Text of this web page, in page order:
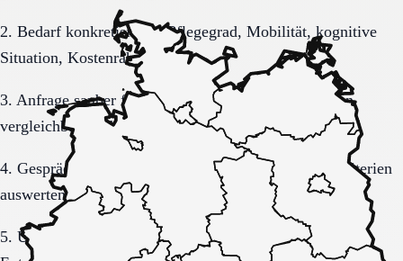
2. Bedarf konkretisieren: Pflegegrad, Mobilität, kognitive
Situation, Kostenrahmen.
3. Anfrage sauber formulieren, damit Rückmeldungen
vergleichbar bleiben.
4. Gespräche und Besichtigungen mit festen Muss-Kriterien
auswerten.
5. Übergang, Kommunikation und Kosten vor der